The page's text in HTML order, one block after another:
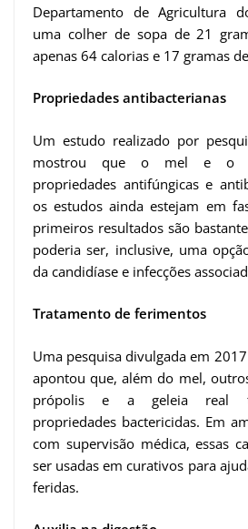
Departamento de Agricultura
uma colher de sopa de 21
apenas 64 calorias e 17 gramas
Propriedades antibacterianas
Um estudo realizado por
mostrou que o mel e o
propriedades antifúngicas e
os estudos ainda estejam em
primeiros resultados são
poderia ser, inclusive, uma
da candidíase e infecções
Tratamento de ferimentos
Uma pesquisa divulgada em
apontou que, além do mel,
própolis e a geleia real
propriedades bactericidas. Em
com supervisão médica, essas
ser usadas em curativos para
feridas.